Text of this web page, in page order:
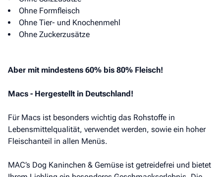
Ohne Formfleisch
Ohne Tier- und Knochenmehl
Ohne Zuckerzusätze
Aber mit mindestens 60% bis 80% Fleisch!
Macs - Hergestellt in Deutschland!
Für Macs ist besonders wichtig das Rohstoffe in
Lebensmittelqualität, verwendet werden, sowie ein hoher
Fleischanteil in allen Menüs.
MAC’s Dog Kaninchen & Gemüse ist getreidefrei und bietet